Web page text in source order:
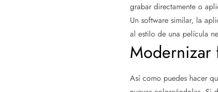
grabar directamente o
Un software similar, la
al estilo de una película
Modernizar
Así como puedes hacer